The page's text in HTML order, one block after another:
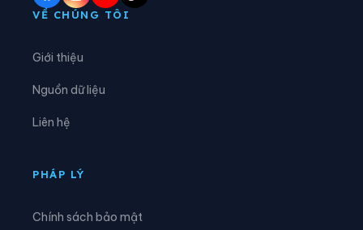
Xã Tà Tổng
VỀ CHÚNG TÔI
Giới thiệu
Nguồn dữ liệu
Liên hệ
PHÁP LÝ
Chính sách bảo mật